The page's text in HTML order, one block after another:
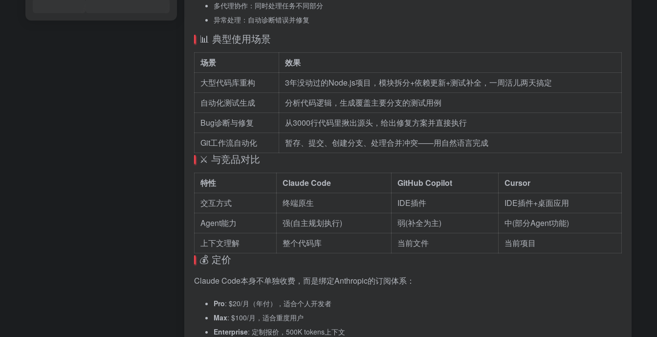
多代理协作：同时处理任务不同部分
异常处理：自动诊断错误并修复
📊 典型使用场景
场景
效果
大型代码库重构
3年没动过的Node.js项目，模块拆分+依赖更新+测试补全，一周活儿两天搞定
自动化测试生成
分析代码逻辑，生成覆盖主要分支的测试用例
Bug诊断与修复
从3000行代码里揪出源头，给出修复方案并直接执行
Git工作流自动化
暂存、提交、创建分支、处理合并冲突——用自然语言完成
⚔️ 与竞品对比
特性 Claude Code GitHub Copilot
Cursor
交互方式
终端原生 IDE插件
IDE插件+桌面应用
Agent能力
强(自主规划执行) 弱(补全为主)
中(部分Agent功能)
上下文理解
整个代码库 当前文件 当前项目
💰 定价
Claude Code本身不单独收费，而是绑定Anthropic的订阅体系：
Pro: $20/月（年付），适合个人开发者
Max: $100/月，适合重度用户
Enterprise: 定制报价，500K tokens上下文